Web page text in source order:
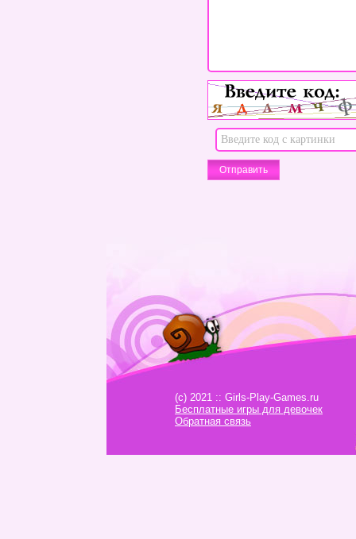
(c) 2021 :: Girls-Play-Games.ru
Бесплатные игры для девочек
Обратная связь